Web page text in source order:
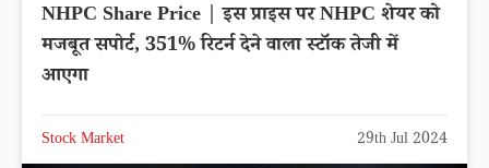
NHPC Share Price | इस प्राइस पर NHPC शेयर को
मजबूत सपोर्ट, 351% रिटर्न देने वाला स्टॉक तेजी में
आएगा
Stock Market 29th Jul 2024